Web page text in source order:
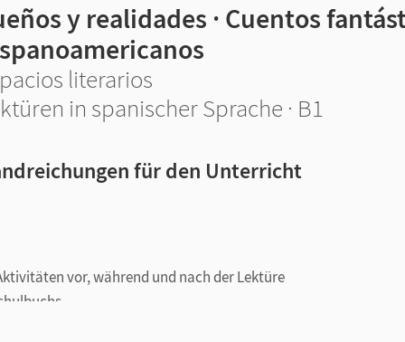
y realidades · Cuentos
literarios
in spanischer Sprache · B1
für den Unterricht
vor, während und nach der Lektüre